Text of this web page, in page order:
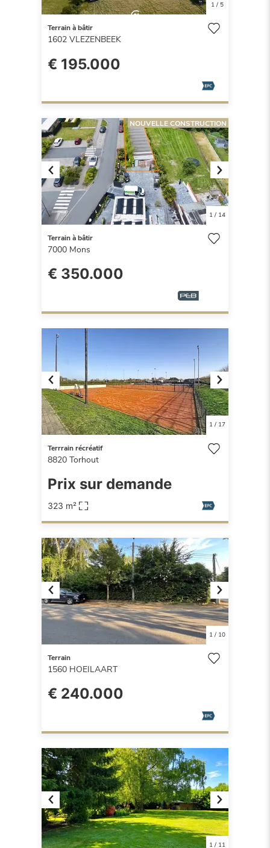
1/ 5
Terrain à bâtir
1602 VLEZENBEEK
€ 195.000
Previous Next
1/ 14
NOUVELLE CONSTRUCTION
Terrain à bâtir
7000 Mons
€ 350.000
Previous Next
1/ 17
Terrrain récréatif
8820 Torhout
Prix sur demande
323 m²
Previous Next
1/ 10
Terrain
1560 HOEILAART
€ 240.000
Previous Next
1/ 11